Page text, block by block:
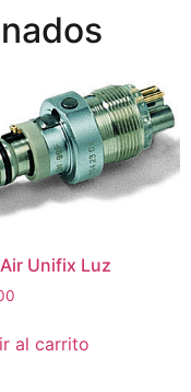
Unifix Luz
al carrito